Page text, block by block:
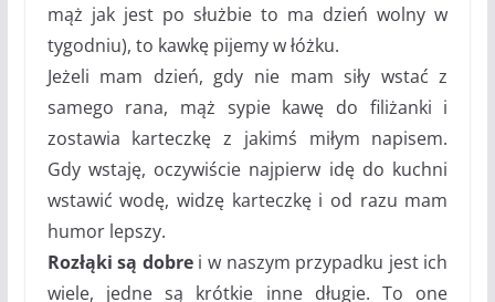
mąż jak jest po służbie to ma dzień wolny w
tygodniu), to kawkę pijemy w łóżku.
Jeżeli mam dzień, gdy nie mam siły wstać z
samego rana, mąż sypie kawę do filiżanki i
zostawia karteczkę z jakimś miłym napisem.
Gdy wstaję, oczywiście najpierw idę do kuchni
wstawić wodę, widzę karteczkę i od razu mam
humor lepszy.
Rozłąki są dobrei w naszym przypadku jest ich
wiele, jedne są krótkie inne długie. To one